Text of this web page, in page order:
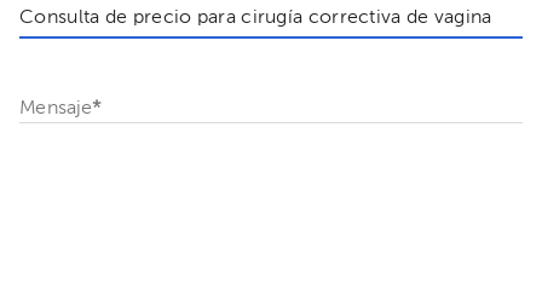
Mensaje*